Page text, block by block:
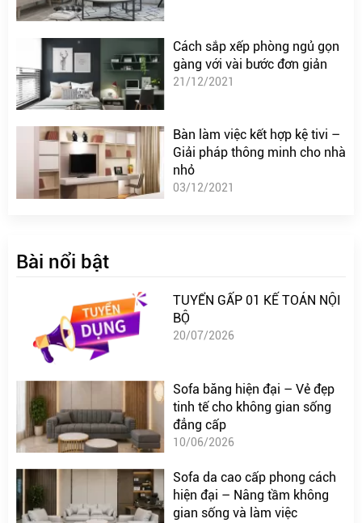
Cách sắp xếp phòng ngủ gọn
gàng với vài bước đơn giản
21/12/2021
Bàn làm việc kết hợp kệ tivi –
Giải pháp thông minh cho nhà
nhỏ
03/12/2021
Bài nổi bật
TUYỂN GẤP 01 KẾ TOÁN NỘI
BỘ
20/07/2026
Sofa băng hiện đại – Vẻ đẹp
tinh tế cho không gian sống
đẳng cấp
10/06/2026
Sofa da cao cấp phong cách
hiện đại – Nâng tầm không
gian sống và làm việc